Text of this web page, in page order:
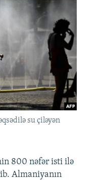
su çiləyən
800 nəfər isti ilə
Almaniyanın